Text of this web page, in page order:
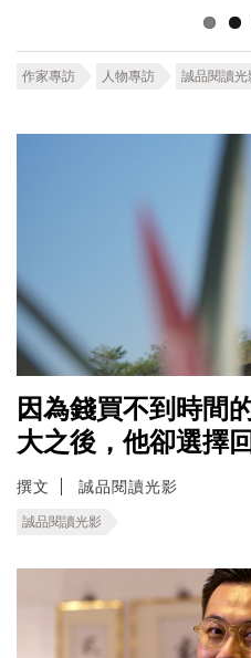
作家專訪 人物專訪 誠品閱讀光
因為錢買不到時間
大之後，他卻選擇
撰文 誠品閱讀光影
誠品閱讀光影